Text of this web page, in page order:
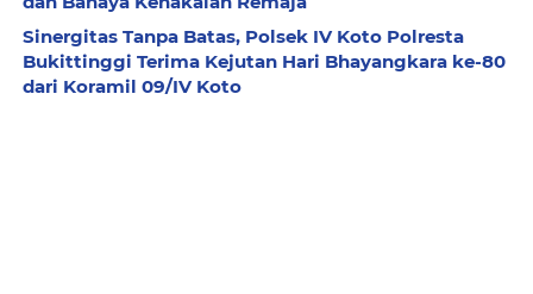
Sinergitas Tanpa Batas, Polsek IV Koto Polresta
Bukittinggi Terima Kejutan Hari Bhayangkara ke-80
dari Koramil 09/IV Koto